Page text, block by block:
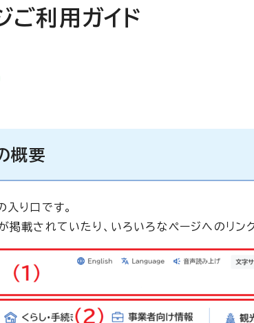
ご利用ガイド
概要
入り口です。
掲載されていたり、いろいろなページへのリン